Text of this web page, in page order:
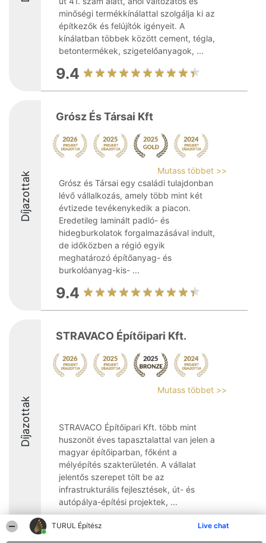
TURUL Építész Live chat
minőségi termékkínálattal szolgálja ki az
építkezők és felújítók igényeit. A
kínálatban többek között cement, tégla,
betontermékek, szigetelőanyagok, ...
9.4
Díjazottak
Grósz És Társai Kft
Mutass többet >>
Grósz és Társai egy családi tulajdonban
lévő vállalkozás, amely több mint két
évtizede tevékenykedik a piacon.
Eredetileg laminált padló- és
hidegburkolatok forgalmazásával indult,
de időközben a régió egyik
meghatározó építőanyag- és
burkolóanyag-kis- ...
9.4
Díjazottak
STRAVACO Építőipari Kft.
Mutass többet >>
STRAVACO Építőipari Kft. több mint
huszonöt éves tapasztalattal van jelen a
magyar építőiparban, főként a
mélyépítés szakterületén. A vállalat
jelentős szerepet tölt be az
infrastrukturális fejlesztések, út- és
autópálya-építési projektek, ...
8.7